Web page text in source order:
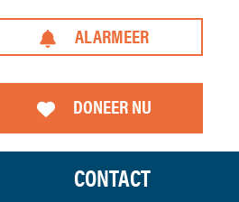
ALARMEER
DONEER NU
CONTACT